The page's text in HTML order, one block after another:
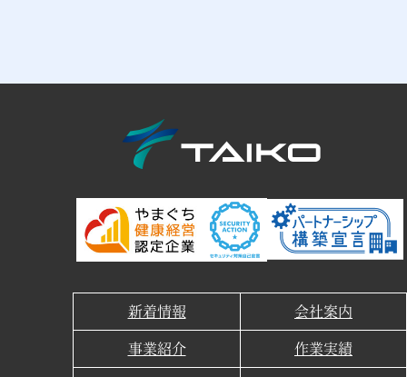
新着情報
会社案内
事業紹介
作業実績